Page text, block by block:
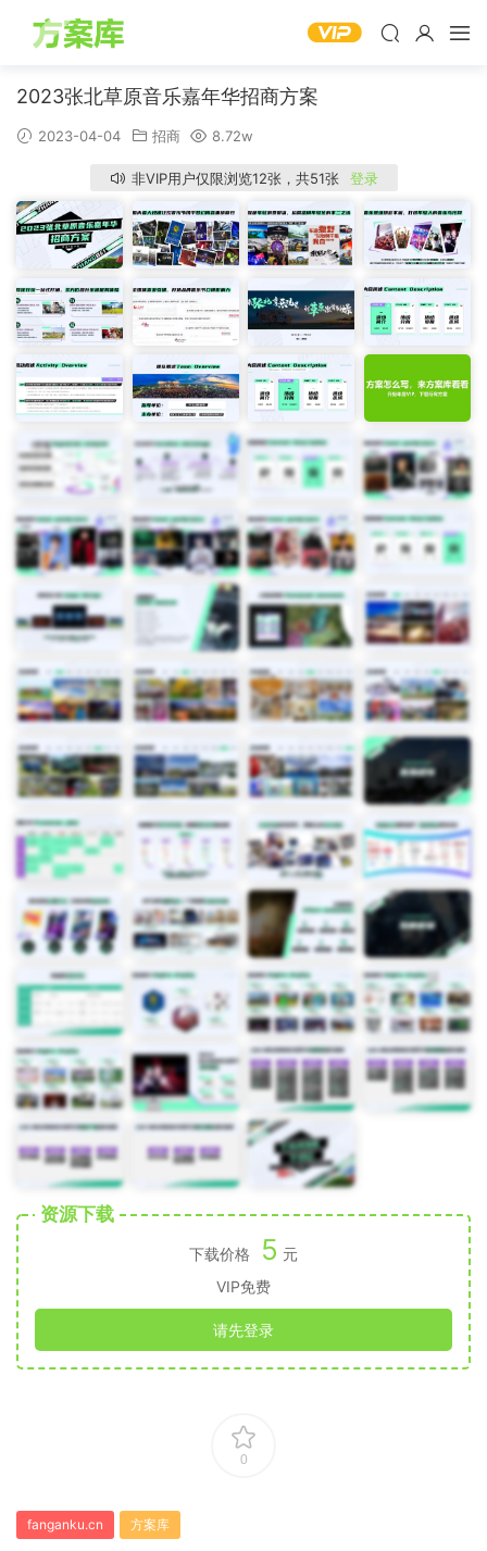
2023张北草原音乐嘉年华招商方案
2023-04-04 招商 8.72w
非VIP用户仅限浏览12张，共51张 登录
资源下载
下载价格 5 元
VIP免费
请先登录
0
fanganku.cn 方案库